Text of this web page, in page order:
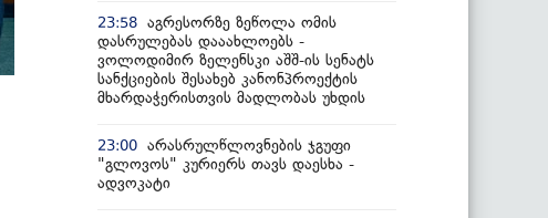
23:58 აგრესორზე ზეწოლა ომის
დასრულებას დააახლოებს -
ვოლოდიმირ ზელენსკი აშშ-ის სენატს
სანქციების შესახებ კანონპროექტის
მხარდაჭერისთვის მადლობას უხდის
23:00 არასრულწლოვნების ჯგუფი
"გლოვოს" კურიერს თავს დაესხა -
ადვოკატი